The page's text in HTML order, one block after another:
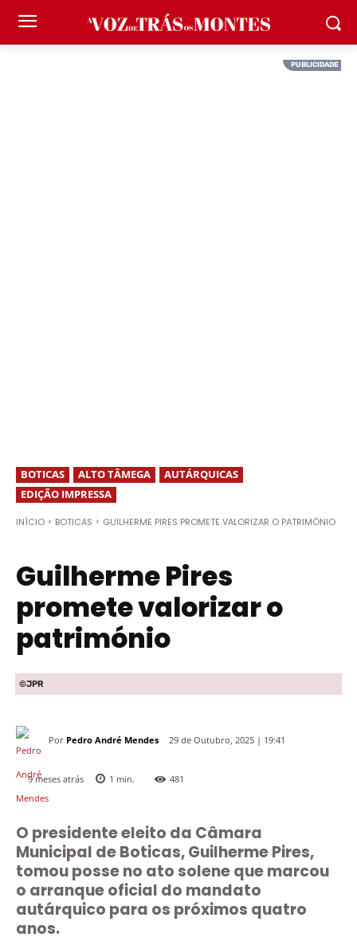
BOTICAS ALTO TÂMEGA
AUTÁRQUICAS
EDIÇÃO IMPRESSA
INÍCIO BOTICAS GUILHERME PIRES PROMETE VALORIZAR O PATRIMÓNIO
Guilherme Pires
promete valorizar o
património
©JPR
Por Pedro André Mendes 29 de Outubro, 2025 | 19:41
9 meses atrás 1 min. 481
O presidente eleito da Câmara
Municipal de Boticas, Guilherme Pires,
tomou posse no ato solene que marcou
o arranque oficial do mandato
autárquico para os próximos quatro
anos.